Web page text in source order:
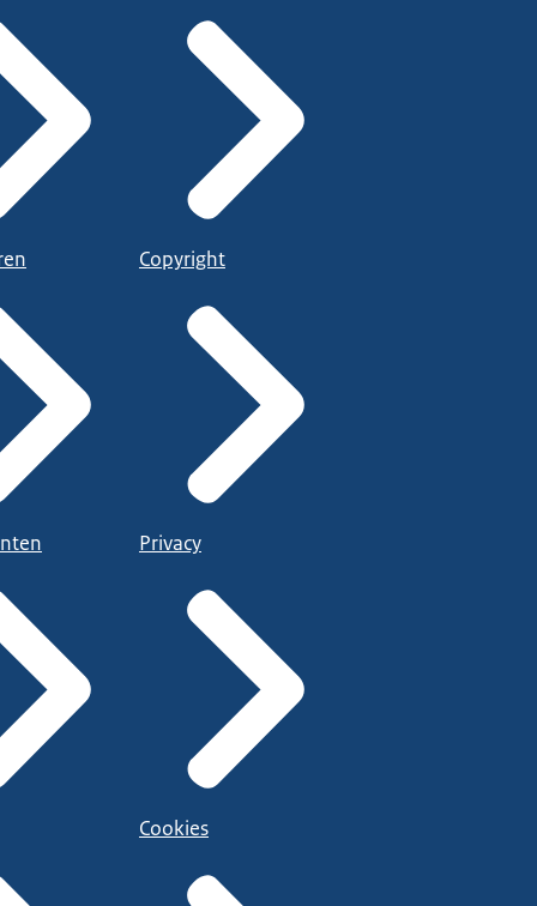
Copyright
Privacy
Cookies